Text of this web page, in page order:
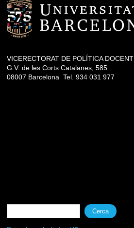
VICERECTORAT DE POLÍTICA DOCENT
G.V. de les Corts Catalanes, 585
08007 Barcelona Tel. 934 031 977
Formulari de cerca
Cerca